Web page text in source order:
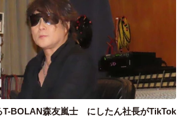
T-BOLAN森友嵐士 にしたん社長がTikTok